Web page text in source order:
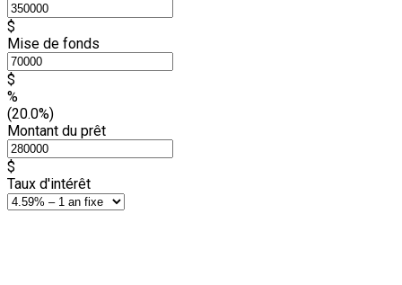
$
Mise de fonds
$
%
(20.0%)
Montant du prêt
$
Taux d'intérêt